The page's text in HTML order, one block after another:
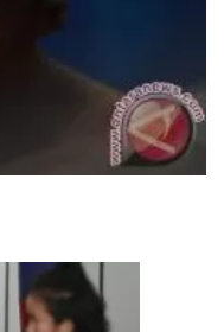
Fauzi saat "cheat